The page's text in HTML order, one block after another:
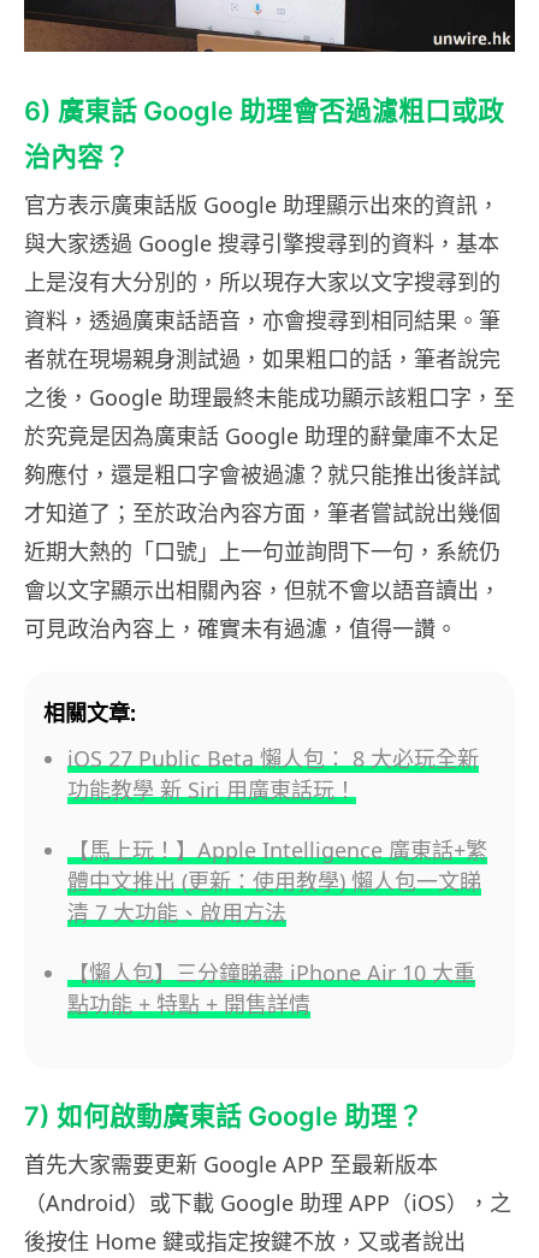
6) 廣東話 Google 助理會否過濾粗口或政
治內容？
官方表示廣東話版 Google 助理顯示出來的資訊，
與大家透過 Google 搜尋引擎搜尋到的資料，基本
上是沒有大分別的，所以現存大家以文字搜尋到的
資料，透過廣東話語音，亦會搜尋到相同結果。筆
者就在現場親身測試過，如果粗口的話，筆者說完
之後，Google 助理最終未能成功顯示該粗口字，至
於究竟是因為廣東話 Google 助理的辭彙庫不太足
夠應付，還是粗口字會被過濾？就只能推出後詳試
才知道了；至於政治內容方面，筆者嘗試說出幾個
近期大熱的「口號」上一句並詢問下一句，系統仍
會以文字顯示出相關內容，但就不會以語音讀出，
可見政治內容上，確實未有過濾，值得一讚。
相關文章:
iOS 27 Public Beta 懶人包： 8 大必玩全新
功能教學 新 Siri 用廣東話玩！
【馬上玩！】Apple Intelligence 廣東話+繁
體中文推出 (更新：使用教學) 懶人包一文睇
清 7 大功能、啟用方法
【懶人包】三分鐘睇盡 iPhone Air 10 大重
點功能 + 特點 + 開售詳情
7) 如何啟動廣東話 Google 助理？
首先大家需要更新 Google APP 至最新版本
（Android）或下載 Google 助理 APP（iOS），之
後按住 Home 鍵或指定按鍵不放，又或者說出